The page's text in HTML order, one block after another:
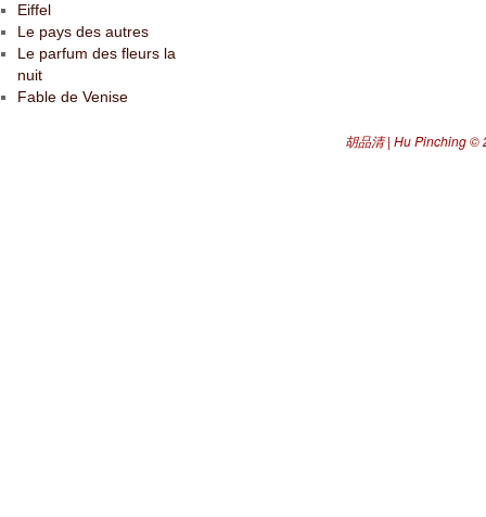
Eiffel
Le pays des autres
Le parfum des fleurs la
nuit
Fable de Venise
胡品清 | Hu Pinching©